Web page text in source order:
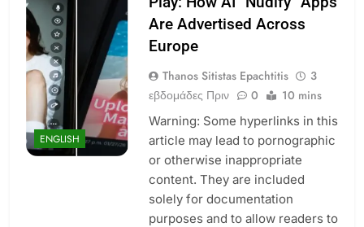
ENGLISH
Are Advertised Across
Europe
Thanos Sitistas Epachtitis
3
εβδομάδες Πριν
0 10 mins
Warning: Some hyperlinks in this
article may lead to pornographic
or otherwise inappropriate
content. They are included
solely for documentation
purposes and to allow readers to